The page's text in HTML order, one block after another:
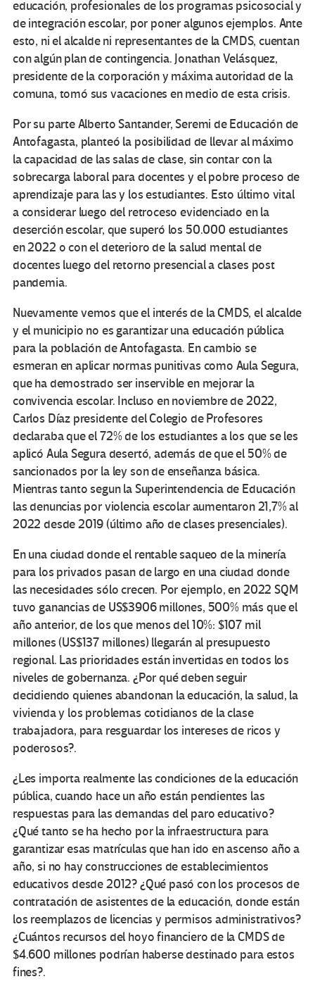
educación, profesionales de los programas psicosocial y
de integración escolar, por poner algunos ejemplos. Ante
esto, ni el alcalde ni representantes de la CMDS, cuentan
con algún plan de contingencia. Jonathan Velásquez,
presidente de la corporación y máxima autoridad de la
comuna, tomó sus vacaciones en medio de esta crisis.
Por su parte Alberto Santander, Seremi de Educación de
Antofagasta, planteó la posibilidad de llevar al máximo
la capacidad de las salas de clase, sin contar con la
sobrecarga laboral para docentes y el pobre proceso de
aprendizaje para las y los estudiantes. Esto último vital
a considerar luego del retroceso evidenciado en la
deserción escolar, que superó los 50.000 estudiantes
en 2022 o con el deterioro de la salud mental de
docentes luego del retorno presencial a clases post
pandemia.
Nuevamente vemos que el interés de la CMDS, el alcalde
y el municipio no es garantizar una educación pública
para la población de Antofagasta. En cambio se
esmeran en aplicar normas punitivas como Aula Segura,
que ha demostrado ser inservible en mejorar la
convivencia escolar. Incluso en noviembre de 2022,
Carlos Díaz presidente del Colegio de Profesores
declaraba que el 72% de los estudiantes a los que se les
aplicó Aula Segura desertó, además de que el 50% de
sancionados por la ley son de enseñanza básica.
Mientras tanto segun la Superintendencia de Educación
las denuncias por violencia escolar aumentaron 21,7% al
2022 desde 2019 (último año de clases presenciales).
En una ciudad donde el rentable saqueo de la minería
para los privados pasan de largo en una ciudad donde
las necesidades sólo crecen. Por ejemplo, en 2022 SQM
tuvo ganancias de US$3906 millones, 500% más que el
año anterior, de los que menos del 10%: $107 mil
millones (US$137 millones) llegarán al presupuesto
regional. Las prioridades están invertidas en todos los
niveles de gobernanza. ¿Por qué deben seguir
decidiendo quienes abandonan la educación, la salud, la
vivienda y los problemas cotidianos de la clase
trabajadora, para resguardar los intereses de ricos y
poderosos?.
¿Les importa realmente las condiciones de la educación
pública, cuando hace un año están pendientes las
respuestas para las demandas del paro educativo?
¿Qué tanto se ha hecho por la infraestructura para
garantizar esas matrículas que han ido en ascenso año a
año, si no hay construcciones de establecimientos
educativos desde 2012? ¿Qué pasó con los procesos de
contratación de asistentes de la educación, donde están
los reemplazos de licencias y permisos administrativos?
¿Cuántos recursos del hoyo financiero de la CMDS de
$4.600 millones podrían haberse destinado para estos
fines?.